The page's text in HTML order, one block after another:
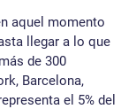
aquel momento
llegar a lo que
de 300
Barcelona,
el 5% del